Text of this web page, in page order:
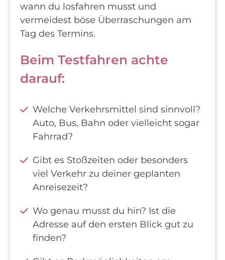
wann du losfahren musst und
vermeidest böse Überraschungen am
Tag des Termins.
Beim Testfahren achte
darauf:
Welche Verkehrsmittel sind sinnvoll?
Auto, Bus, Bahn oder vielleicht sogar
Fahrrad?
Gibt es Stoßzeiten oder besonders
viel Verkehr zu deiner geplanten
Anreisezeit?
Wo genau musst du hin? Ist die
Adresse auf den ersten Blick gut zu
finden?